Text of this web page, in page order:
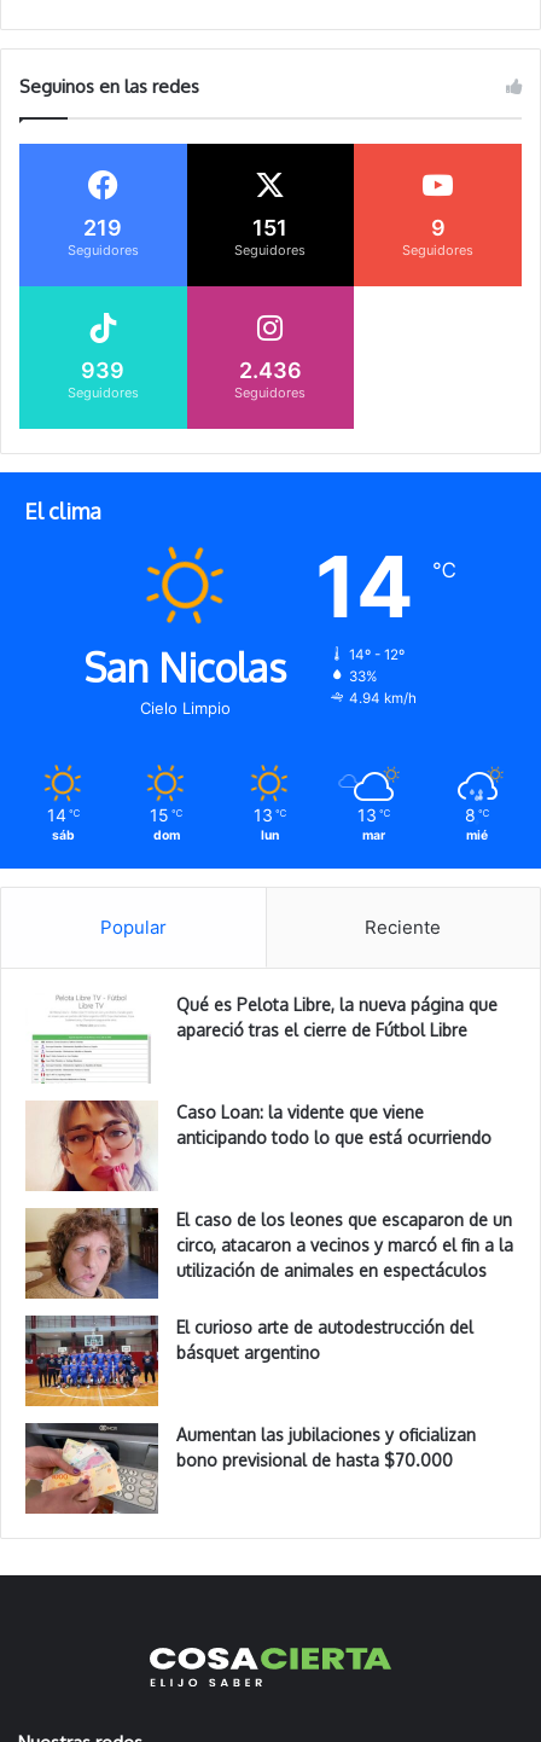
Seguinos en las redes
219
Seguidores
151
Seguidores
9
Seguidores
939
Seguidores
2.436
Seguidores
El clima
San Nicolas
Cielo Limpio
14 ℃
14º - 12º
33%
4.94 km/h
14 ℃
sáb
15 ℃
dom
13 ℃
lun
13 ℃
mar
8 ℃
mié
Popular Reciente
Qué es Pelota Libre, la nueva página que
apareció tras el cierre de Fútbol Libre
Caso Loan: la vidente que viene
anticipando todo lo que está ocurriendo
El caso de los leones que escaparon de un
circo, atacaron a vecinos y marcó el fin a la
utilización de animales en espectáculos
El curioso arte de autodestrucción del
básquet argentino
Aumentan las jubilaciones y oficializan
bono previsional de hasta $70.000